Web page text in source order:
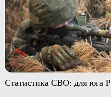
Статистика СВО: для юга